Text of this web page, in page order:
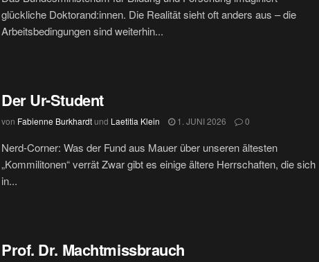
glückliche Doktorand:innen. Die Realität sieht oft anders aus – die
Arbeitsbedingungen sind weiterhin...
Der Ur-Student
von Fabienne Burkhardtund Laetitia Klein 1. JUNI 2026 0
Nerd-Corner: Was der Fund aus Mauer über unseren ältesten
„Kommilitonen“ verrät Zwar gibt es einige ältere Herrschaften, die sich
in...
Prof. Dr. Machtmissbrauch